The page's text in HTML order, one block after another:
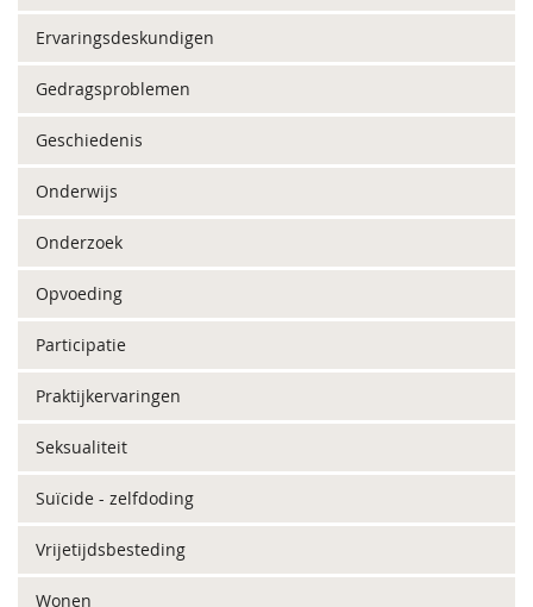
Ervaringsdeskundigen
Gedragsproblemen
Geschiedenis
Onderwijs
Onderzoek
Opvoeding
Participatie
Praktijkervaringen
Seksualiteit
Suïcide - zelfdoding
Vrijetijdsbesteding
Wonen